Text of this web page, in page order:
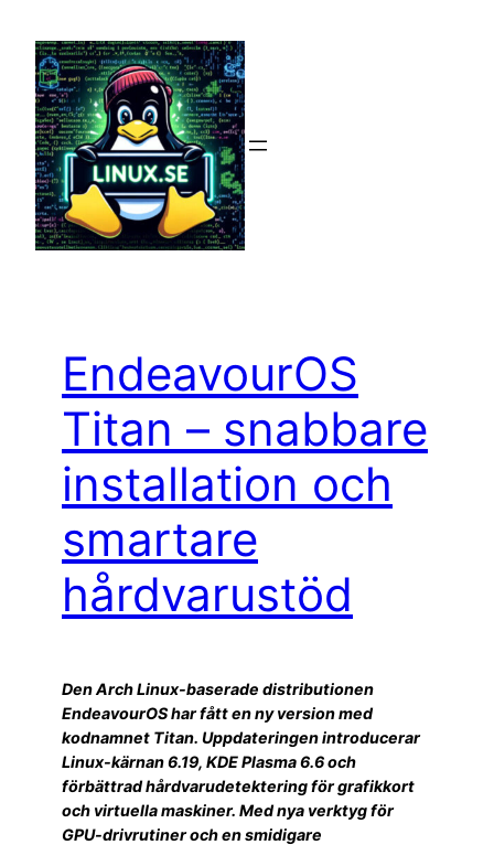
innehåll
EndeavourOS
Titan – snabbare
installation och
smartare
hårdvarustöd
Den Arch Linux-baserade distributionen
EndeavourOS har fått en ny version med
kodnamnet Titan. Uppdateringen introducerar
Linux-kärnan 6.19, KDE Plasma 6.6 och
förbättrad hårdvarudetektering för grafikkort
och virtuella maskiner. Med nya verktyg för
GPU-drivrutiner och en smidigare